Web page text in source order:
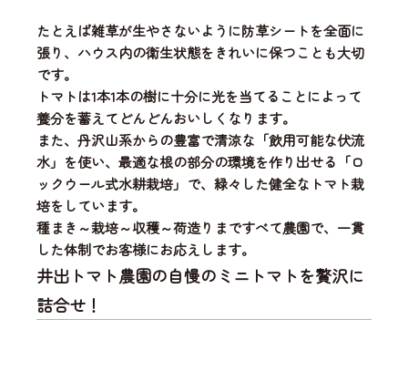
たとえば雑草が生やさないように防草シートを全面に
張り、ハウス内の衛生状態をきれいに保つことも大切
です。
トマトは1本1本の樹に十分に光を当てることによって
養分を蓄えてどんどんおいしくなります。
また、丹沢山系からの豊富で清涼な「飲用可能な伏流
水」を使い、 最適な根の部分の環境を作り出せる「ロ
ックウール式水耕栽培」 で、緑々した健全なトマト栽
培をしています。
種まき～栽培～収穫～荷造りまですべて農園で、一貫
した体制でお客様にお応えします。
井出トマト農園の自慢のミニトマトを贅沢に
詰合せ！